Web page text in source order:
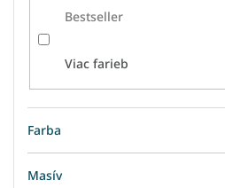
Bestseller
Viac farieb
Farba
Masív